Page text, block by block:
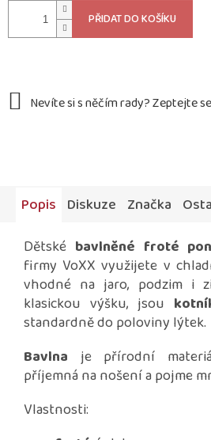
PŘIDAT DO KOŠÍKU
Popis Diskuze Značka
Dětské bavlněné froté
firmy VoXX využijete v
vhodné na jaro, podzim i
klasickou výšku, jsou
standardně do poloviny lýtek.
Bavlna je přírodní
příjemná na nošení a pojme
Vlastnosti: